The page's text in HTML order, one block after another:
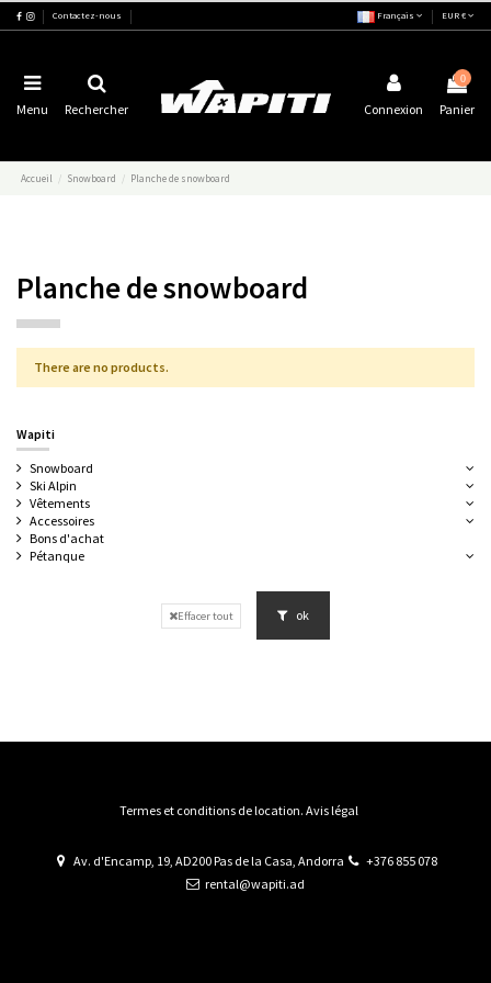
Contactez-nous Français EUR €
Menu Rechercher Connexion
0
Panier
Accueil Snowboard Planche de snowboard
Planche de snowboard
There are no products.
Wapiti
Snowboard
Ski Alpin
Vêtements
Accessoires
Bons d'achat
Pétanque
Effacer tout ok
Termes et conditions de location. Avis légal
Av. d'Encamp, 19, AD200 Pas de la Casa, Andorra
+376 855 078
rental@wapiti.ad